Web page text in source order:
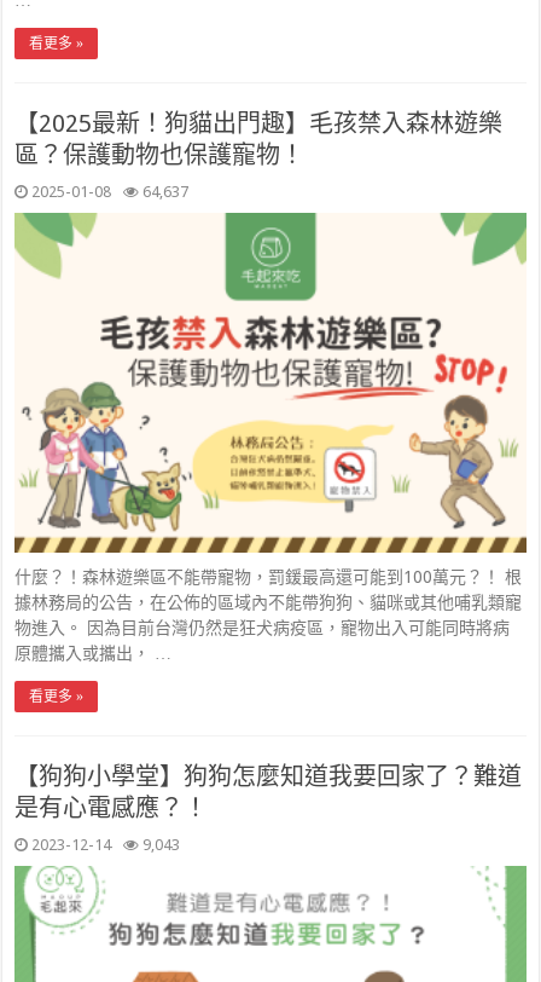
看更多 »
【2025最新！狗貓出門趣】毛孩禁入森林遊樂
區？保護動物也保護寵物！
2025-01-08 64,637
什麼？！森林遊樂區不能帶寵物，罰鍰最高還可能到100萬元？！ 根
據林務局的公告，在公佈的區域內不能帶狗狗、貓咪或其他哺乳類寵
物進入。 因為目前台灣仍然是狂犬病疫區，寵物出入可能同時將病
原體攜入或攜出， …
看更多 »
【狗狗小學堂】狗狗怎麼知道我要回家了？難道
是有心電感應？！
2023-12-14 9,043